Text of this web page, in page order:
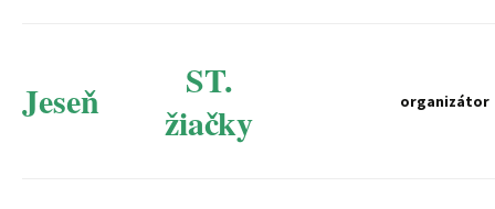
Jeseň
ST.
žiačky
organizátor